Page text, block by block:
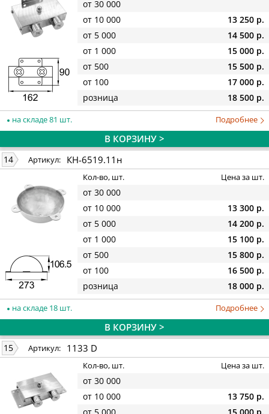
от 30 000
от 10 000
13 250 р.
от 5 000
14 500 р.
от 1 000
15 000 р.
от 500
15 500 р.
от 100
17 000 р.
розница
18 500 р.
на складе 81 шт. Подробнее
В КОРЗИНУ >
14 Артикул: КН-6519.11н
Кол-во, шт. Цена за шт.
от 30 000
от 10 000
13 300 р.
от 5 000
14 200 р.
от 1 000
15 100 р.
от 500
15 800 р.
от 100
16 500 р.
розница
18 000 р.
на складе 18 шт. Подробнее
В КОРЗИНУ >
15 Артикул: 1133 D
Кол-во, шт. Цена за шт.
от 30 000
от 10 000
13 750 р.